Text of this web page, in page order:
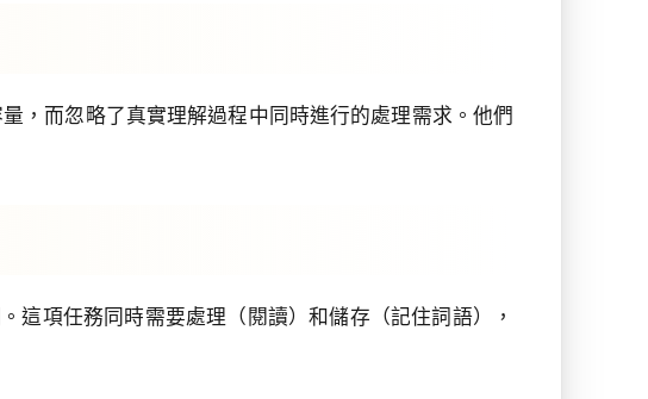
，而忽略了真實理解過程中同時進行的處理需求。他們
項任務同時需要處理（閱讀）和儲存（記住詞語），